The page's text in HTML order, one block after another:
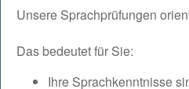
Unsere Sprachprüfungen
Das bedeutet für Sie:
Ihre Sprachkenntnisse